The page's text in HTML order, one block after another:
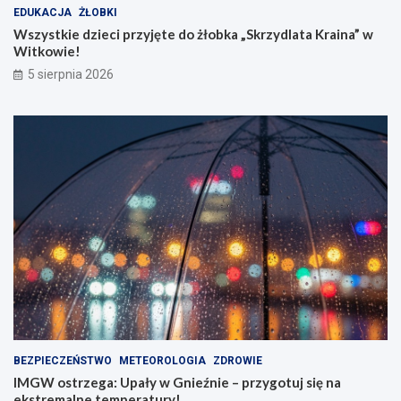
i
s
y
t
r
a
K
r
a
i
o
w
i
e
!
EDUKACJA ŻŁOBKI
Wszystkie dzieci przyjęte do żłobka „Skrzydlata Kraina” w
Witkowie!
5 sierpnia 2026
BEZPIECZEŃSTWO METEOROLOGIA ZDROWIE
IMGW ostrzega: Upały w Gnieźnie – przygotuj się na